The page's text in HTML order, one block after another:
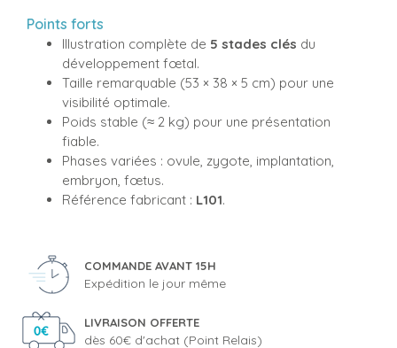
Points forts
Illustration complète de 5 stades clés du
développement fœtal.
Taille remarquable (53 × 38 × 5 cm) pour une
visibilité optimale.
Poids stable (≈ 2 kg) pour une présentation
fiable.
Phases variées : ovule, zygote, implantation,
embryon, fœtus.
Référence fabricant : L101.
COMMANDE AVANT 15H
Expédition le jour même
LIVRAISON OFFERTE
dès 60€ d'achat (Point Relais)